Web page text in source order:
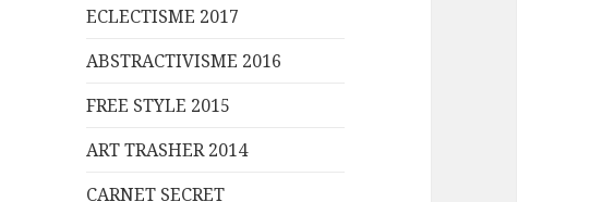
ECLECTISME 2017
ABSTRACTIVISME 2016
FREE STYLE 2015
ART TRASHER 2014
CARNET SECRET